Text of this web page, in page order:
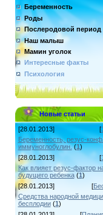
Беременность
Роды
Послеродовой период
Наш малыш
Мамин уголок
Интересные факты
Психология
Новые статьи
[28.01.2013] [
Беременность, резус-
иммуноглобулин. (1)
[28.01.2013]
[
Как влияет резус-фактор
будущего ребенка (1)
[28.01.2013]
[
Средства народной
бесплодии (1)